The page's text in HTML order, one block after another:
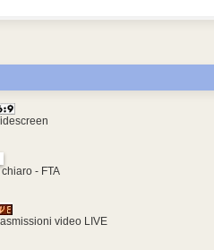
chiaro - FTA
video LIVE